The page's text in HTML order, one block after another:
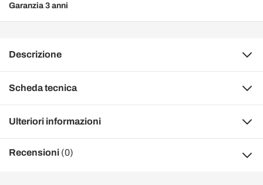
Garanzia 3 anni
Descrizione
Scheda tecnica
Ulteriori informazioni
Recensioni (0)